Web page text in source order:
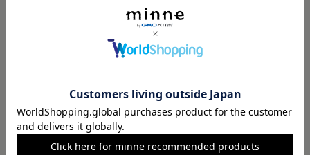
ヴィンテージ販売
ダウンロード販売
minne PLUS